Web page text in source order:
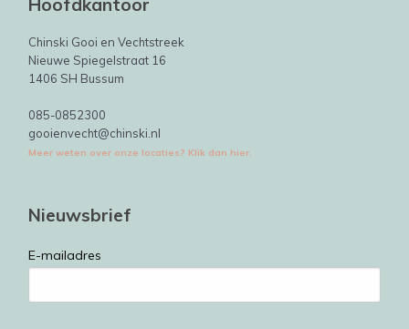
Hoofdkantoor
Chinski Gooi en Vechtstreek
Nieuwe Spiegelstraat 16
1406 SH Bussum
085-0852300
gooienvecht@chinski.nl
Meer weten over onze locaties? Klik dan hier.
Nieuwsbrief
E-mailadres